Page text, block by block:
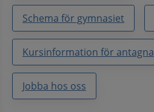
Schema för gymnasiet
Kursinformation för antagna
Jobba hos oss